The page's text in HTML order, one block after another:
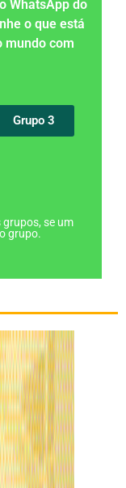
WhatsApp do
o que está
mundo com
Grupo 3
se um
grupo.